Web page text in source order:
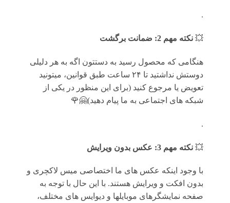
.
💥 نکته مهم 2: ضمانت برگشت
هنگامی که محصول رسید به دستتون اگه به هر دلیلی
دوستش نداشتید تا ۲۴ ساعت طبق قوانین، میتونید
تعویض یا مرجوع کنید (برای این منظور در یکی از
شبکه های اجتماعی به ما پیام دهید)🤗🌹
.
💥 نکته مهم 3: عکس بدون ویرایش
با وجود اینکه عکس های ما اختصاصی میس لاکچری و
بدون افکت و ویرایش هستند. با این حال با توجه به
صفحه نمایشگرهای موبایلها و دیوایس های مختلف،